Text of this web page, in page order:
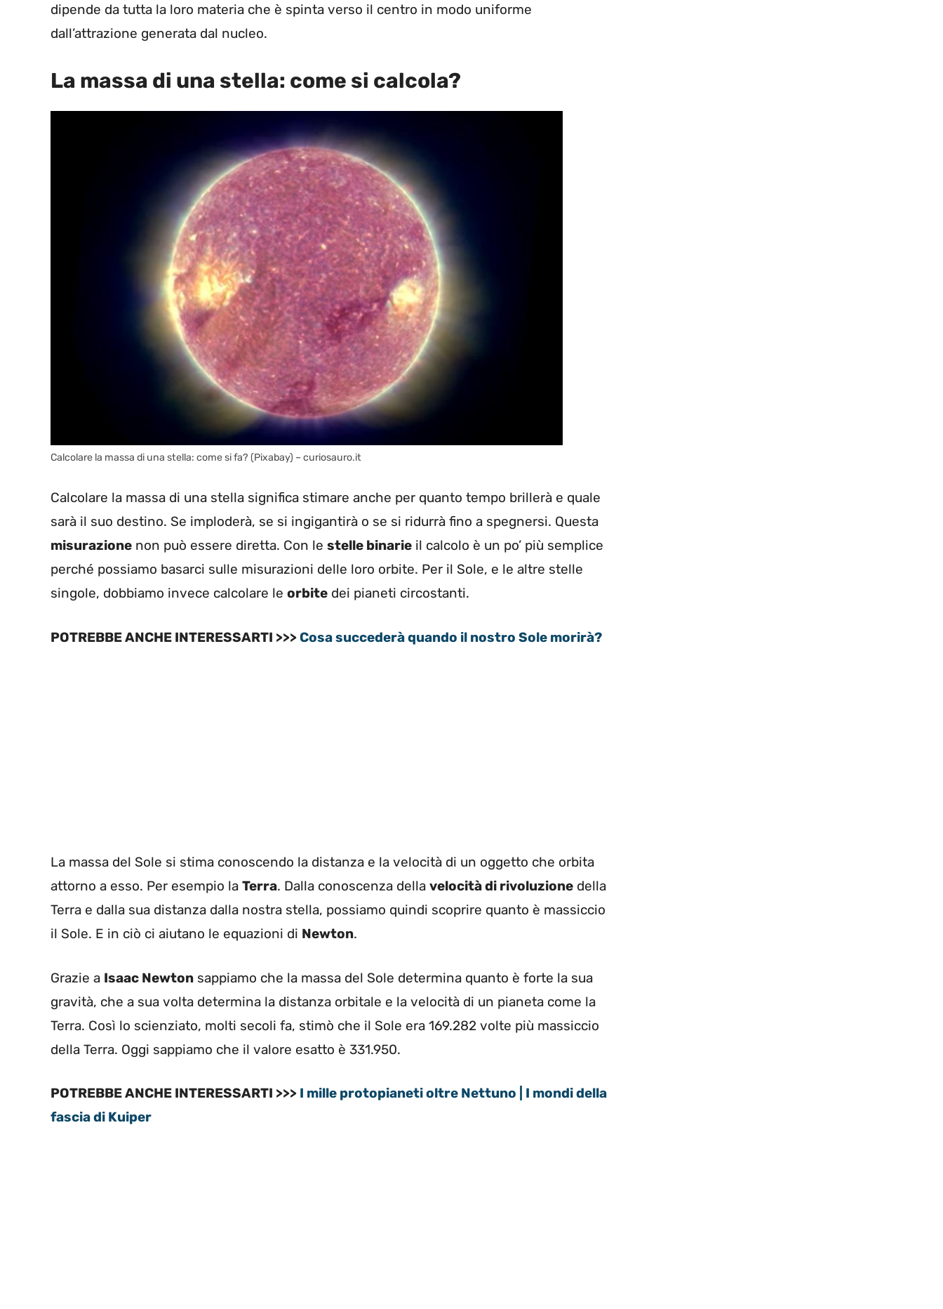
dipende da tutta la loro materia che è spinta verso il centro in modo uniforme
dall’attrazione generata dal nucleo.
La massa di una stella: come si calcola?
Calcolare la massa di una stella: come si fa? (Pixabay) – curiosauro.it
Calcolare la massa di una stella significa stimare anche per quanto tempo brillerà e quale
sarà il suo destino. Se imploderà, se si ingigantirà o se si ridurrà fino a spegnersi. Questa
misurazione non può essere diretta. Con le stelle binarie il calcolo è un po’ più semplice
perché possiamo basarci sulle misurazioni delle loro orbite. Per il Sole, e le altre stelle
singole, dobbiamo invece calcolare le orbite dei pianeti circostanti.
POTREBBE ANCHE INTERESSARTI >>>Cosa succederà quando il nostro Sole morirà?
La massa del Sole si stima conoscendo la distanza e la velocità di un oggetto che orbita
attorno a esso. Per esempio la Terra. Dalla conoscenza della velocità di rivoluzione della
Terra e dalla sua distanza dalla nostra stella, possiamo quindi scoprire quanto è massiccio
il Sole. E in ciò ci aiutano le equazioni di Newton.
Grazie a Isaac Newton sappiamo che la massa del Sole determina quanto è forte la sua
gravità, che a sua volta determina la distanza orbitale e la velocità di un pianeta come la
Terra. Così lo scienziato, molti secoli fa, stimò che il Sole era 169.282 volte più massiccio
della Terra. Oggi sappiamo che il valore esatto è 331.950.
POTREBBE ANCHE INTERESSARTI >>> I mille protopianeti oltre Nettuno | I mondi della
fascia di Kuiper